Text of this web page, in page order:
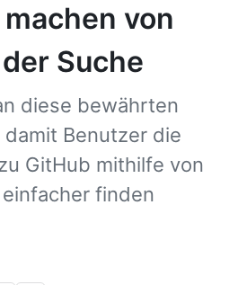
von
Suche
diese bewährten
Benutzer die
GitHub mithilfe von
finden